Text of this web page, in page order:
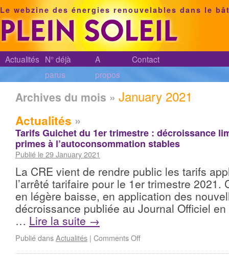
Le webzine des énergies renouvelables dans le
Actualités N° déjà
parus
A
propos
Contact
Archives du mois » January 2021
Actualités »
Tarifs Guichet du 1er trimestre : décroissance
primes à l’autoconsommation stables
Publié le 29 January 2021
La CRE vient de rendre public les tarifs
l’arrêté tarifaire pour le 1er trimestre 2021.
en légère baisse, en application des
décroissance publiée au Journal Officiel
… Lire la suite →
Publié dansActualités | Comments Off